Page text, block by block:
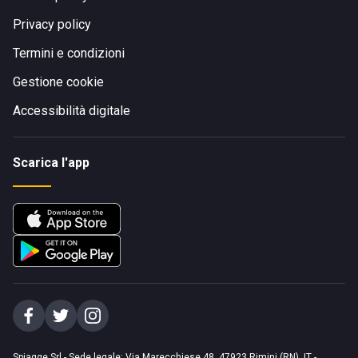
Privacy policy
Termini e condizioni
Gestione cookie
Accessibilità digitale
Scarica l'app